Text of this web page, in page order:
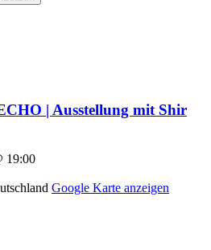
| Ausstellung mit Shir
19:00
Google Karte anzeigen